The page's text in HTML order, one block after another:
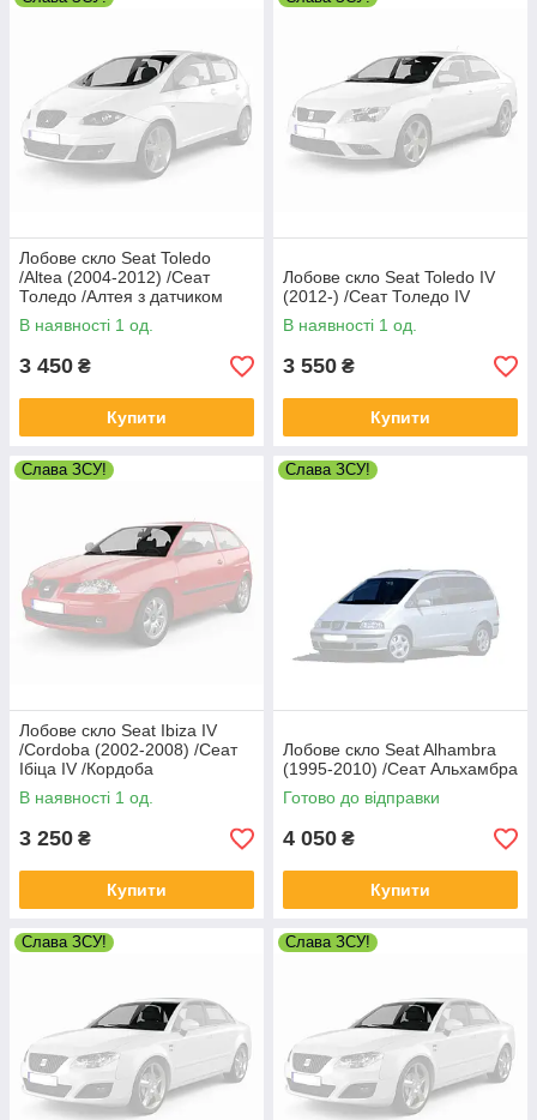
Лобове скло Seat Toledo
/Altea (2004-2012) /Сеат
Толедо /Алтея з датчиком
дощу
В наявності 1 од.
3 450 ₴
Купити
Лобове скло Seat Toledo IV
(2012-) /Сеат Толедо IV
В наявності 1 од.
3 550 ₴
Купити
Слава ЗСУ!
Лобове скло Seat Ibiza IV
/Cordoba (2002-2008) /Сеат
Ібіца IV /Кордоба
В наявності 1 од.
3 250 ₴
Купити
Слава ЗСУ!
Лобове скло Seat Alhambra
(1995-2010) /Сеат Альхамбра
Готово до відправки
4 050 ₴
Купити
Слава ЗСУ! Слава ЗСУ!